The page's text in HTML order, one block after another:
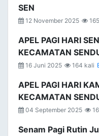
SEN
12 November 2025
APEL PAGI HARI
KECAMATAN
16 Juni 2025 164 kali
APEL PAGI HARI
KECAMATAN
04 September 2025
Senam Pagi Rutin